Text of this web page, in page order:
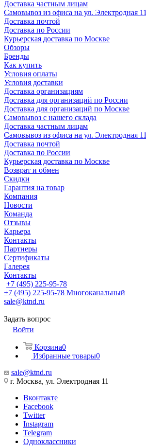
Доставка частным лицам
Самовывоз из офиса на ул. Электродная 11
Доставка почтой
Доставка по России
Курьерская доставка по Москве
Обзоры
Бренды
Как купить
Условия оплаты
Условия доставки
Доставка организациям
Доставка для организаций по России
Доставка для организаций по Москве
Самовывоз с нашего склада
Доставка частным лицам
Самовывоз из офиса на ул. Электродная 11
Доставка почтой
Доставка по России
Курьерская доставка по Москве
Возврат и обмен
Скидки
Гарантия на товар
Компания
Новости
Команда
Отзывы
Карьера
Контакты
Партнеры
Сертификаты
Галерея
Контакты
+7 (495) 225-95-78
+7 (495) 225-95-78 Многоканальный
sale@ktnd.ru
Задать вопрос
Войти
Корзина0
Избранные товары0
sale@ktnd.ru
г. Москва, ул. Электродная 11
Вконтакте
Facebook
Twitter
Instagram
Telegram
Одноклассники